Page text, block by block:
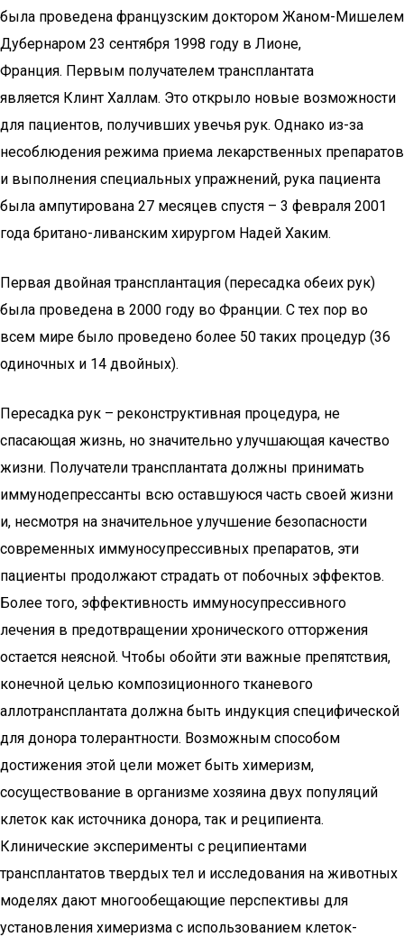
была проведена французским доктором Жаном-Мишелем
Дубернаром 23 сентября 1998 году в Лионе,
Франция. Первым получателем трансплантата
является Клинт Халлам. Это открыло новые возможности
для пациентов, получивших увечья рук. Однако из-за
несоблюдения режима приема лекарственных препаратов
и выполнения специальных упражнений, рука пациента
была ампутирована 27 месяцев спустя – 3 февраля 2001
года британо-ливанским хирургом Надей Хаким.
Первая двойная трансплантация (пересадка обеих рук)
была проведена в 2000 году во Франции. С тех пор во
всем мире было проведено более 50 таких процедур (36
одиночных и 14 двойных).
Пересадка рук – реконструктивная процедура, не
спасающая жизнь, но значительно улучшающая качество
жизни. Получатели трансплантата должны принимать
иммунодепрессанты всю оставшуюся часть своей жизни
и, несмотря на значительное улучшение безопасности
современных иммуносупрессивных препаратов, эти
пациенты продолжают страдать от побочных эффектов.
Более того, эффективность иммуносупрессивного
лечения в предотвращении хронического отторжения
остается неясной. Чтобы обойти эти важные препятствия,
конечной целью композиционного тканевого
аллотрансплантата должна быть индукция специфической
для донора толерантности. Возможным способом
достижения этой цели может быть химеризм,
сосуществование в организме хозяина двух популяций
клеток как источника донора, так и реципиента.
Клинические эксперименты с реципиентами
трансплантатов твердых тел и исследования на животных
моделях дают многообещающие перспективы для
установления химеризма с использованием клеток-